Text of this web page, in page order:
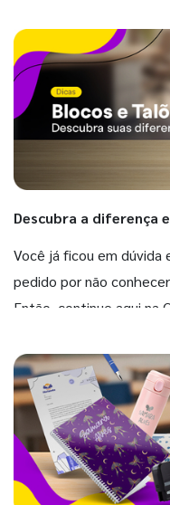
Descubra a diferença
Você já ficou em
pedido por não
Então, continue aqui na